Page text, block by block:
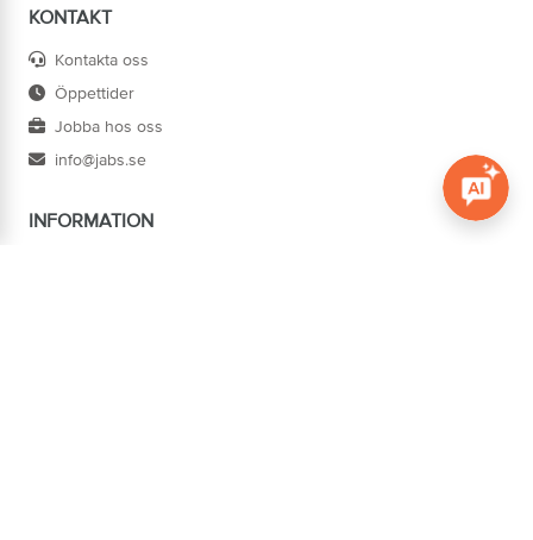
KONTAKT
Kontakta oss
Öppettider
Jobba hos oss
info@jabs.se
INFORMATION